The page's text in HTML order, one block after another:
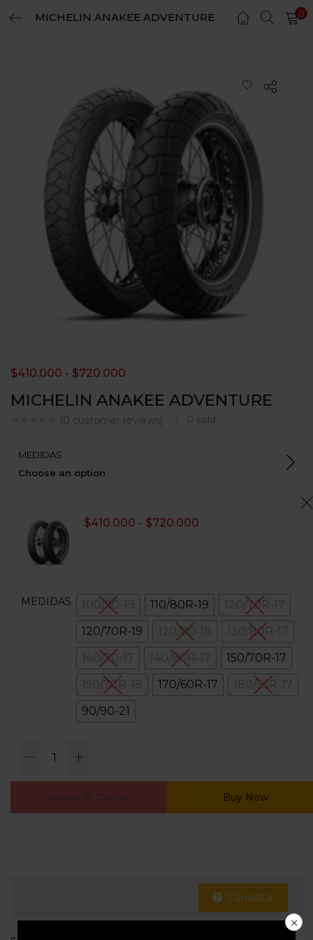
MICHELIN ANAKEE ADVENTURE 0
MICHELIN ANAKEE ADVENTURE
(0 customer reviews) 0 sold
$410.000 - $720.000
MEDIDAS
Choose an option
$410.000 - $720.000
MEDIDAS 100/90-19 110/80R-19
120/70R-17
120/70R-19
120/80-18
130/80R-17
140/70-17
140/80R-17
150/70R-17
150/70R-18
170/60R-17
180/55R-17
90/90-21
Añadir Al Carrito Buy Now
Consultar
LOGIN REGISTER
Remember me
Lost password?